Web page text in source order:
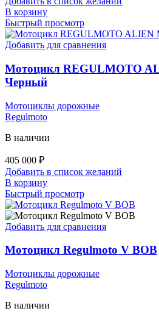
В корзину
Быстрый просмотр
Добавить для сравнения
Мотоцикл REGULMOTO
Черный
Мотоциклы дорожные
Regulmoto
В наличии
405 000 ₽
Добавить в список желаний
В корзину
Быстрый просмотр
Добавить для сравнения
Мотоцикл Regulmoto V BOB
Мотоциклы дорожные
Regulmoto
В наличии